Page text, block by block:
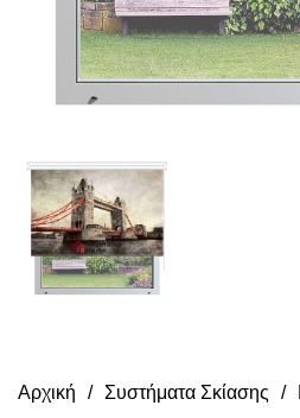
Αρχική Συστήματα Σκίασης